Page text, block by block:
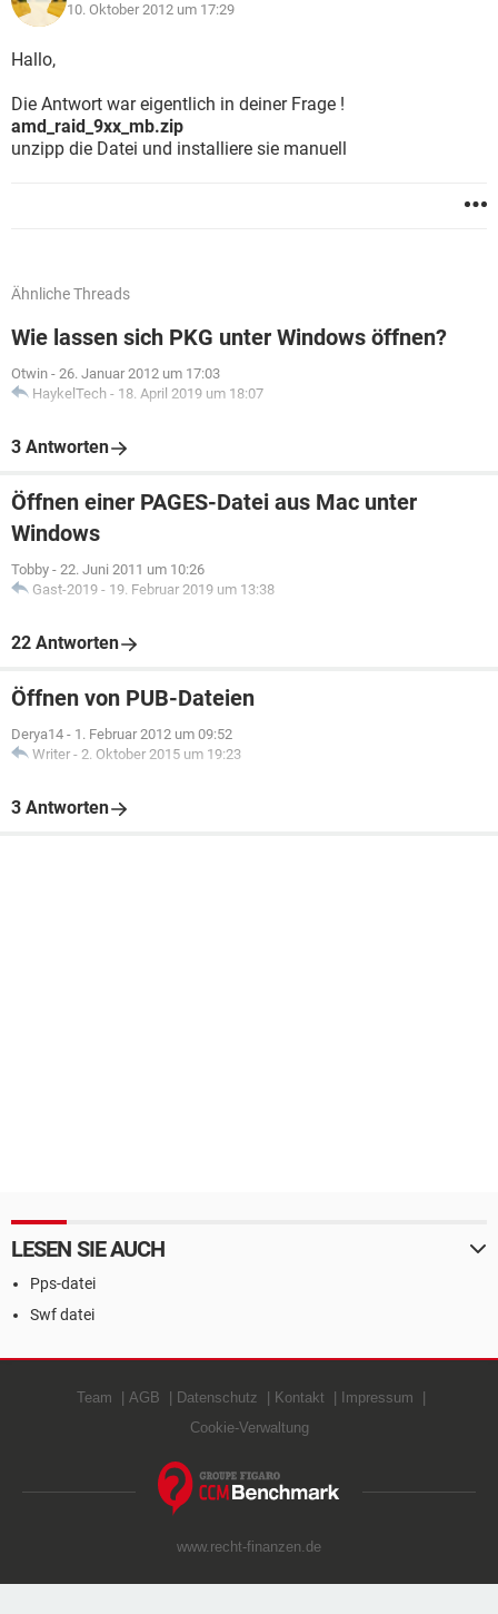
10. Oktober 2012 um 17:29
Hallo,
Die Antwort war eigentlich in deiner Frage !
amd_raid_9xx_mb.zip
unzipp die Datei und installiere sie manuell
Ähnliche Threads
Wie lassen sich PKG unter Windows öffnen?
Otwin - 26. Januar 2012 um 17:03
HaykelTech - 18. April 2019 um 18:07
3 Antworten
Öffnen einer PAGES-Datei aus Mac unter
Windows
Tobby - 22. Juni 2011 um 10:26
Gast-2019 - 19. Februar 2019 um 13:38
22 Antworten
Öffnen von PUB-Dateien
Derya14 - 1. Februar 2012 um 09:52
Writer - 2. Oktober 2015 um 19:23
3 Antworten
LESEN SIE AUCH
Pps-datei
Swf datei
Team AGB Datenschutz Kontakt
Impressum
Cookie-Verwaltung
www.recht-finanzen.de